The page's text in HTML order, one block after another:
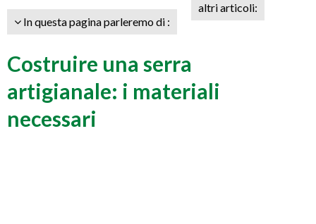
In questa pagina parleremo di :
altri articoli:
Costruire una serra
artigianale: i materiali
necessari